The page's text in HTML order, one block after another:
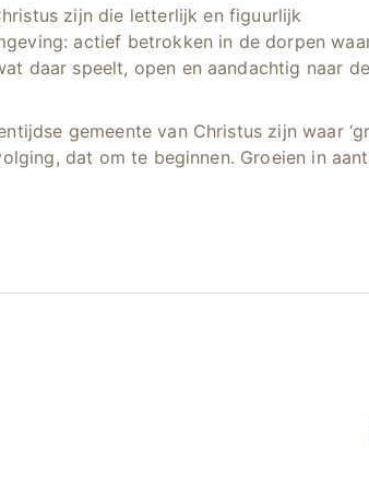
zijn die letterlijk en figuurlijk
actief betrokken in de dorpen
daar speelt, open en aandachtig naar de
gemeente van Christus zijn waar
dat om te beginnen. Groeien in